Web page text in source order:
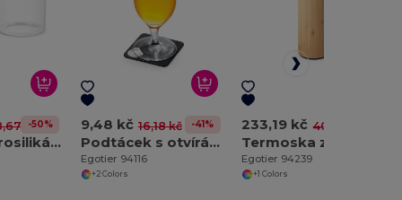
kč
-50%
Láhev z borosilikátového skla s korkovým víčkem 700 ml
9,48 kč 16,18 kč -41%
Podtácek s otvírákem lahví
Egotier 94116
+2 Colors
233,19 kč 400,74 kč
Egotier 94239
+1 Colors